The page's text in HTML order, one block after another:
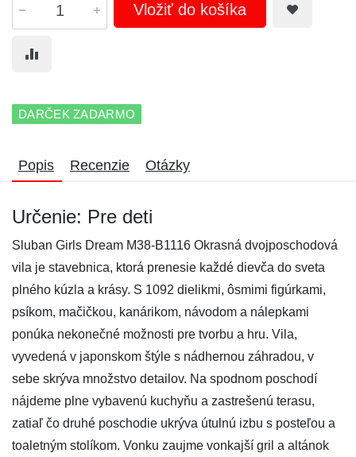
Vložiť do košíka
DARČEK ZADARMO
Popis Recenzie Otázky
Určenie: Pre deti
Sluban Girls Dream M38-B1116 Okrasná dvojposchodová
vila je stavebnica, ktorá prenesie každé dievča do sveta
plného kúzla a krásy. S 1092 dielikmi, ôsmimi figúrkami,
psíkom, mačičkou, kanárikom, návodom a nálepkami
ponúka nekonečné možnosti pre tvorbu a hru. Vila,
vyvedená v japonskom štýle s nádhernou záhradou, v
sebe skrýva množstvo detailov. Na spodnom poschodí
nájdeme plne vybavenú kuchyňu a zastrešenú terasu,
zatiaľ čo druhé poschodie ukrýva útulnú izbu s posteľou a
toaletným stolíkom. Vonku zaujme vonkajší gril a altánok